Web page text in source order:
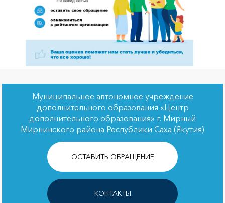
Муниципальное автономное учреждение
дополнительного образования «Центр
дополнительного образования» г. Мирный
Мирнинского района Республики Саха (Якутия)
ОСТАВИТЬ ОБРАЩЕНИЕ
КОНТАКТЫ